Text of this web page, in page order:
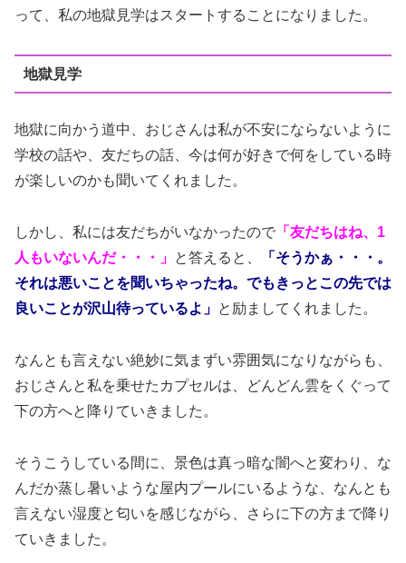
って、私の地獄見学はスタートすることになりました。
地獄見学
地獄に向かう道中、おじさんは私が不安にならないように
学校の話や、友だちの話、今は何が好きで何をしている時
が楽しいのかも聞いてくれました。
しかし、私には友だちがいなかったので 「友だちはね、1
人もいないんだ・・・」 と答えると、
「そうかぁ・・・。
それは悪いことを聞いちゃったね。でもきっとこの先では
良いことが沢山待っているよ」 と励ましてくれました。
なんとも言えない絶妙に気まずい雰囲気になりながらも、
おじさんと私を乗せたカプセルは、どんどん雲をくぐって
下の方へと降りていきました。
そうこうしている間に、景色は真っ暗な闇へと変わり、な
んだか蒸し暑いような屋内プールにいるような、なんとも
言えない湿度と匂いを感じながら、さらに下の方まで降り
ていきました。